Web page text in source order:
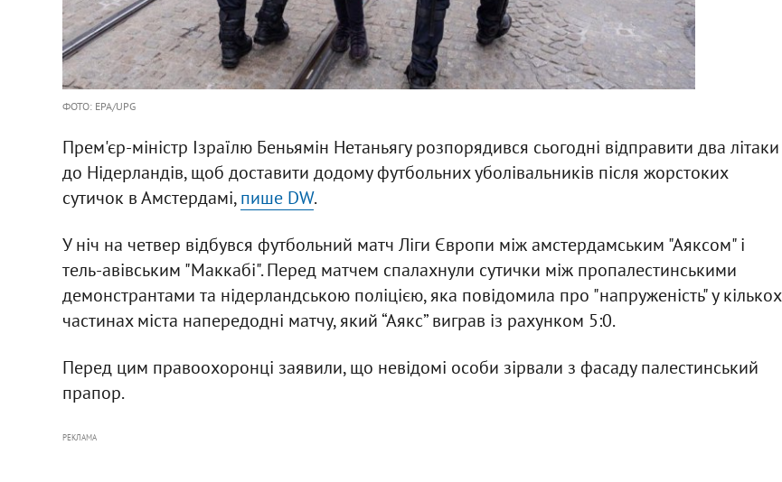
ФОТО: EPA/UPG
Прем'єр-міністр Ізраїлю Беньямін Нетаньягу розпорядився сьогодні відправити два літаки
до Нідерландів, щоб доставити додому футбольних уболівальників після жорстоких
сутичок в Амстердамі,пише DW.
У ніч на четвер відбувся футбольний матч Ліги Європи між амстердамським "Аяксом" і
тель-авівським "Маккабі". Перед матчем спалахнули сутички між пропалестинськими
демонстрантами та нідерландською поліцією, яка повідомила про "напруженість" у кількох
частинах міста напередодні матчу, який “Аякс” виграв із рахунком 5:0.
Перед цим правоохоронці заявили, що невідомі особи зірвали з фасаду палестинський
прапор.
РЕКЛАМА